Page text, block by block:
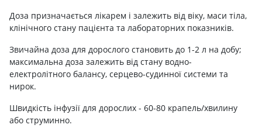
Доза призначається лікарем і залежить від віку, маси тіла,
клінічного стану пацієнта та лабораторних показників.
Звичайна доза для дорослого становить до 1-2 л на добу;
максимальна доза залежить від стану водно-
електролітного балансу, серцево-судинної системи та
нирок.
Швидкість інфузії для дорослих - 60-80 крапель/хвилину
або струминно.